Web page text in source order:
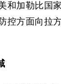
和加勒比国
控方面向拉